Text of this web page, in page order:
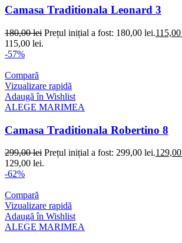
Camasa Traditionala Leonard 3
180,00lei Prețul inițial a fost: 180,00 lei.115,00
115,00 lei.
-57%
Compară
Vizualizare rapidă
Adaugă în Wishlist
ALEGE MARIMEA
Camasa Traditionala Robertino 8
299,00lei Prețul inițial a fost: 299,00 lei.129,00
129,00 lei.
-62%
Compară
Vizualizare rapidă
Adaugă în Wishlist
ALEGE MARIMEA